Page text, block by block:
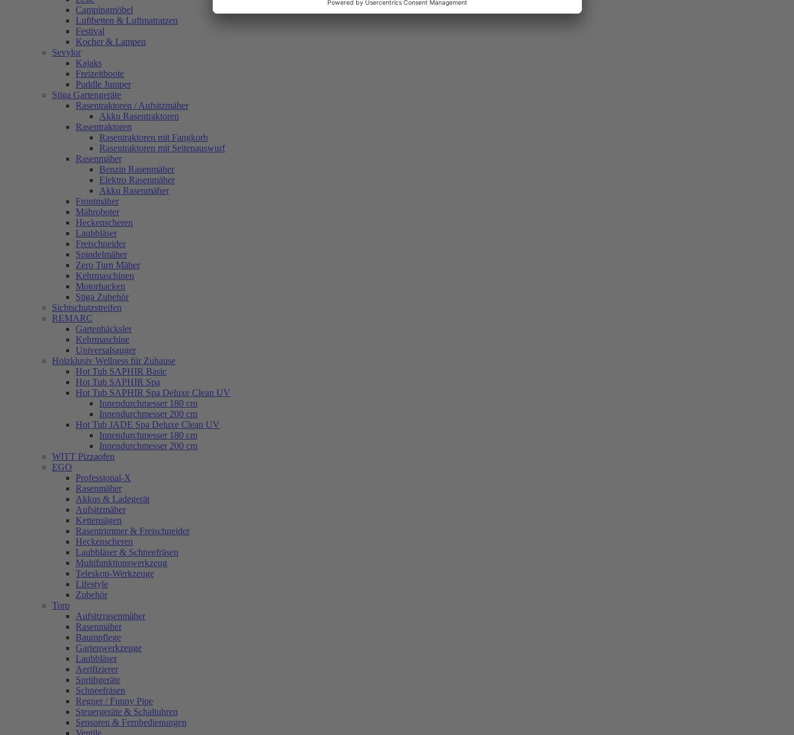
Campingmöbel
Luftbetten & Luftmatratzen
Festival
Kocher & Lampen
Sevylor
Kajaks
Freizeitboote
Puddle Jumper
Stiga Gartengeräte
Rasentraktoren / Aufsitzmäher
Akku Rasentraktoren
Rasentraktoren
Rasentraktoren mit Fangkorb
Rasentraktoren mit Seitenauswurf
Rasenmäher
Benzin Rasenmäher
Elektro Rasenmäher
Akku Rasenmäher
Frontmäher
Mähroboter
Heckenscheren
Laubbläser
Freischneider
Spindelmäher
Zero Turn Mäher
Kehrmaschinen
Motorhacken
Stiga Zubehör
Sichtschutzstreifen
REMARC
Gartenhäcksler
Kehrmaschine
Universalsauger
Holzklusiv Wellness für Zuhause
Hot Tub SAPHIR Basic
Hot Tub SAPHIR Spa
Hot Tub SAPHIR Spa Deluxe Clean UV
Innendurchmesser 180 cm
Innendurchmesser 200 cm
Hot Tub JADE Spa Deluxe Clean UV
Innendurchmesser 180 cm
Innendurchmesser 200 cm
WITT Pizzaofen
EGO
Professional-X
Rasenmäher
Akkus & Ladegerät
Aufsitzmäher
Kettensägen
Rasentrimmer & Freischneider
Heckenscheren
Laubbläser & Schneefräsen
Multifunktionswerkzeug
Teleskop-Werkzeuge
Lifestyle
Zubehör
Toro
Aufsitzrasenmäher
Rasenmäher
Baumpflege
Gartenwerkzeuge
Laubbläser
Aerifizierer
Sprühgeräte
Schneefräsen
Regner / Funny Pipe
Steuergeräte & Schaltuhren
Sensoren & Fernbedienungen
Ventile